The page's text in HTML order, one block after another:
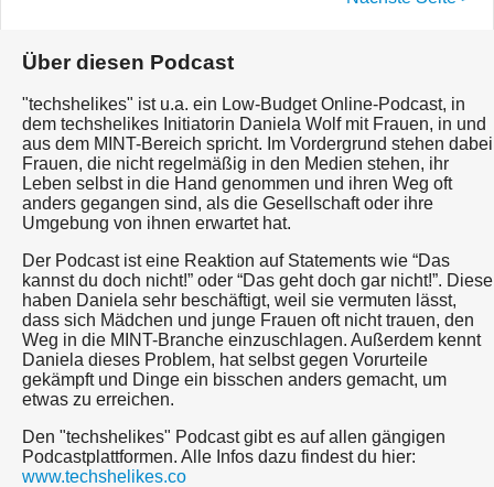
Über diesen Podcast
"techshelikes" ist u.a. ein Low-Budget Online-Podcast, in
dem techshelikes Initiatorin Daniela Wolf mit Frauen, in und
aus dem MINT-Bereich spricht. Im Vordergrund stehen dabei
Frauen, die nicht regelmäßig in den Medien stehen, ihr
Leben selbst in die Hand genommen und ihren Weg oft
anders gegangen sind, als die Gesellschaft oder ihre
Umgebung von ihnen erwartet hat.
Der Podcast ist eine Reaktion auf Statements wie “Das
kannst du doch nicht!” oder “Das geht doch gar nicht!”. Diese
haben Daniela sehr beschäftigt, weil sie vermuten lässt,
dass sich Mädchen und junge Frauen oft nicht trauen, den
Weg in die MINT-Branche einzuschlagen. Außerdem kennt
Daniela dieses Problem, hat selbst gegen Vorurteile
gekämpft und Dinge ein bisschen anders gemacht, um
etwas zu erreichen.
Den "techshelikes" Podcast gibt es auf allen gängigen
Podcastplattformen. Alle Infos dazu findest du hier:
www.techshelikes.co